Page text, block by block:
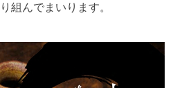
組んでまいります。